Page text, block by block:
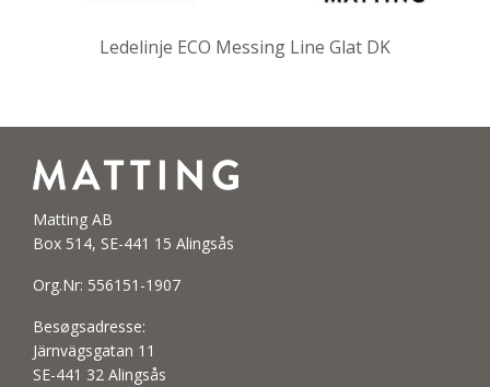
Ledelinje ECO Messing Line Glat DK
Matting AB
Box 514, SE-441 15 Alingsås
Org.Nr: 556151-1907
Besøgsadresse:
Järnvägsgatan 11
SE-441 32 Alingsås